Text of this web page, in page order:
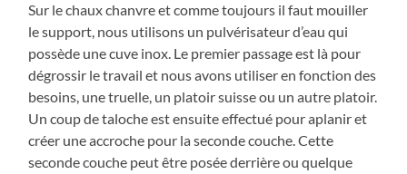
Sur le chaux chanvre et comme toujours il faut mouiller
le support, nous utilisons un pulvérisateur d’eau qui
possède une cuve inox. Le premier passage est là pour
dégrossir le travail et nous avons utiliser en fonction des
besoins, une truelle, un platoir suisse ou un autre platoir.
Un coup de taloche est ensuite effectué pour aplanir et
créer une accroche pour la seconde couche. Cette
seconde couche peut être posée derrière ou quelque